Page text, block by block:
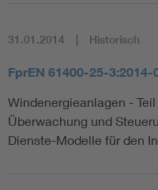
31.01.2014 Historisch
FprEN 61400-25-3:2014-
Windenergieanlagen -
Überwachung und
Dienste-Modelle für den